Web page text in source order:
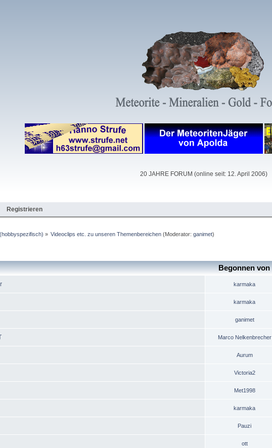
20 JAHRE FORUM (online seit: 12. April 2006)
Registrieren
» Videoclips etc. zu unseren Themenbereichen(Moderator: ganimet)
Begonnen von
karmaka
karmaka
ganimet
Marco Nelkenbrecher
Aurum
Victoria2
Met1998
karmaka
Pauzi
ott